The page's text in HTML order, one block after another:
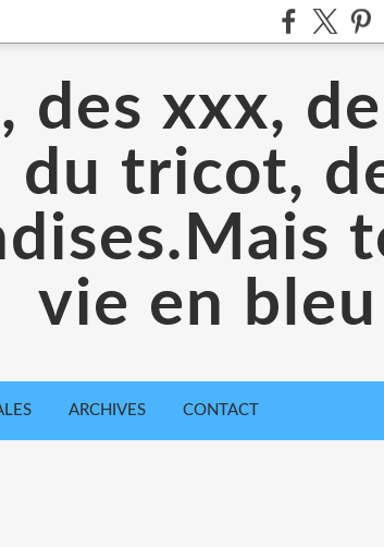
des xxx,
du tricot,
vie en
ARCHIVES CONTACT